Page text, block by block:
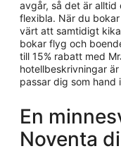
avgår, så det är alltid
flexibla. När du
värt att samtidigt
bokar flyg och
till 15% rabatt med
hotellbeskrivningar
passar dig som hand
En
Noventa